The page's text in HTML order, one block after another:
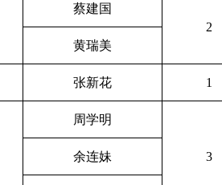
蔡建国
2
黄瑞美
张新花 1
周学明
3
余连妹